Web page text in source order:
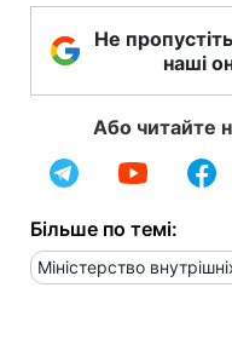
Не
наші
Або читайте
Більше по темі:
Міністерство